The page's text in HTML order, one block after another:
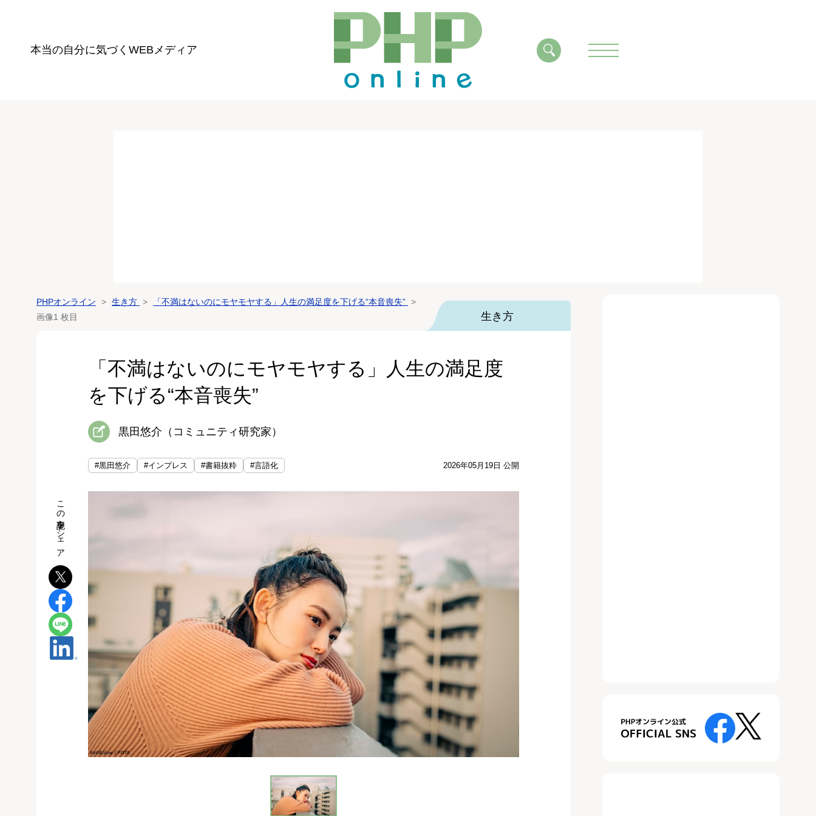
本当の自分に気づく WEBメディア
PHPオンライン 生き方
「不満はないのにモヤモヤする」人生の満足度を下げる“本音喪失”
画像1 枚目
生き方
「不満はないのにモヤモヤする」人生の満足度
を下げる“本音喪失”
黒田悠介（コミュニティ研究家）
#黒田悠介 #インプレス #書籍抜粋 #言語化 2026年05月19日 公開
この記事をシェア